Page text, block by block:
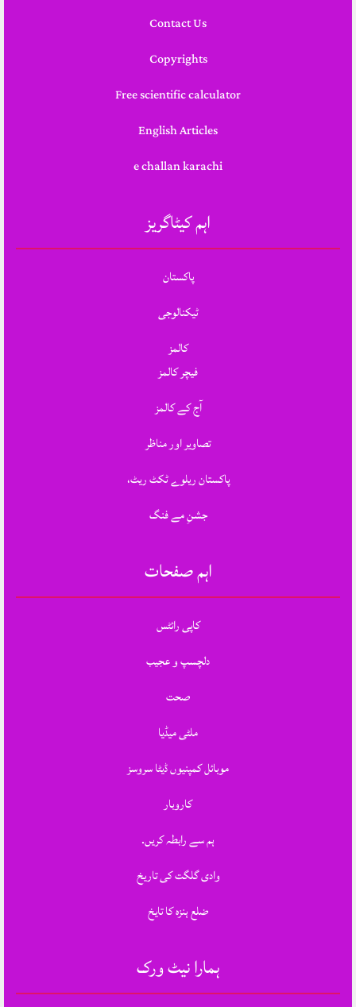
Contact Us
Copyrights
Free scientific calculator
English Articles
e challan karachi
اہم کیٹاگریز
پاکستان
ٹیکنالوجی
کالمز
فیچر کالمز
آج کے کالمز
تصاویر اور مناظر
پاکستان ریلوے ٹکٹ ریٹ،
جشنِ مے فنگ
اہم صفحات
کاپی رائٹس
دلچسپ و عجیب
صحت
ملٹی میڈیا
موبائل کمپنیوں ڈیٹا سروسز
کاروبار
ہم سے رابطہ کریں.
وادی گلگت کی تاریخ
ضلع ہنزہ کا تایخ
ہمارا نیٹ ورک